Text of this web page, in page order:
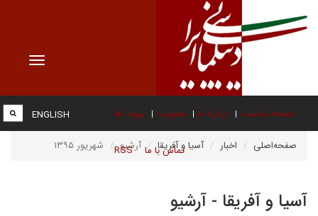
Toggle
صفحه نخست درباره ما عضویت پیوند ها
تماس با ما RSS
ENGLISH
صفحه‌اصلی اخبار آسیا و آفریقا آرشیو شهریور ۱۳۹۵
آسیا و آفریقا - آرشیو